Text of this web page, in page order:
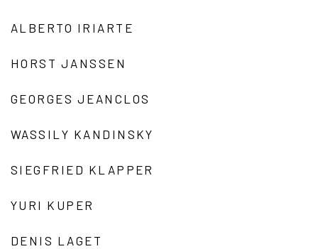
ALBERTO IRIARTE
HORST JANSSEN
GEORGES JEANCLOS
WASSILY KANDINSKY
SIEGFRIED KLAPPER
YURI KUPER
DENIS LAGET